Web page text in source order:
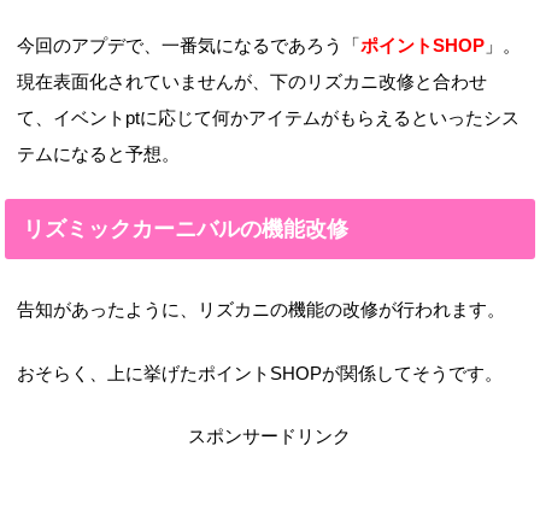
今回のアプデで、一番気になるであろう「ポイントSHOP 」。
現在表面化されていませんが、下のリズカニ改修と合わせ
て、イベントptに応じて何かアイテムがもらえるといったシス
テムになると予想。
リズミックカーニバルの機能改修
告知があったように、リズカニの機能の改修が行われます。
おそらく、上に挙げたポイントSHOPが関係してそうです。
スポンサードリンク